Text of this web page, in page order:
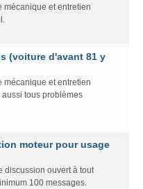
mécanique et entretien
(voiture d'avant 81 y
mécanique et entretien
tous problèmes
moteur pour usage
discussion ouvert à tout
100 messages.